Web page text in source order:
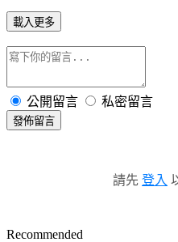
載入更多
公開留言 私密留言
發佈留言
請先 登入
Recommended